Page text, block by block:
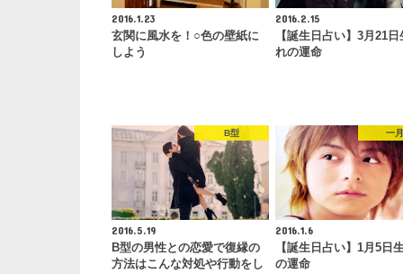
2016.1.23
玄関に風水を！○色の壁紙に
しよう
2016.2.15
【誕生日占い】3月21日
れの運命
B型
2016.5.19
B型の男性との恋愛で復縁の
方法はこんな対処や行動をし
一
2016.1.6
【誕生日占い】1月5日
の運命